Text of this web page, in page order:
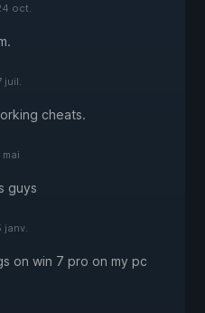
oct.
juil.
cheats.
mai
guys
janv.
on win 7 pro on my pc